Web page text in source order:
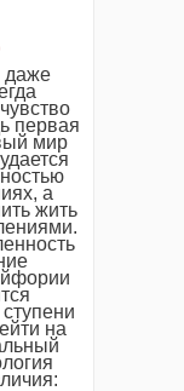
даже
первая
мир
а
жить
на